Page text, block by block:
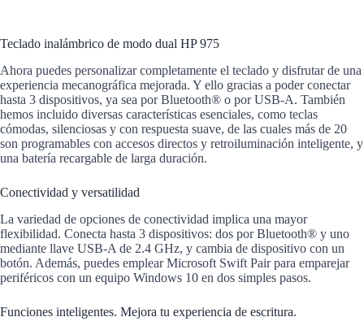
Teclado inalámbrico de modo dual HP 975
Ahora puedes personalizar completamente el teclado y disfrutar de una
experiencia mecanográfica mejorada. Y ello gracias a poder conectar
hasta 3 dispositivos, ya sea por Bluetooth® o por USB-A. También
hemos incluido diversas características esenciales, como teclas
cómodas, silenciosas y con respuesta suave, de las cuales más de 20
son programables con accesos directos y retroiluminación inteligente, y
una batería recargable de larga duración.
Conectividad y versatilidad
La variedad de opciones de conectividad implica una mayor
flexibilidad. Conecta hasta 3 dispositivos: dos por Bluetooth® y uno
mediante llave USB-A de 2.4 GHz, y cambia de dispositivo con un
botón. Además, puedes emplear Microsoft Swift Pair para emparejar
periféricos con un equipo Windows 10 en dos simples pasos.
Funciones inteligentes. Mejora tu experiencia de escritura.